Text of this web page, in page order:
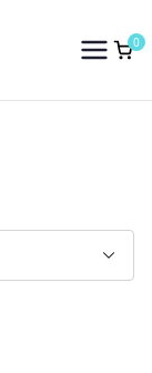
0